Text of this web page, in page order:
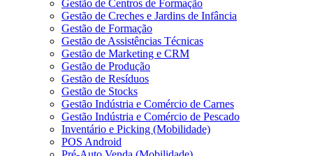
Gestão de Centros de Formação
Gestão de Creches e Jardins de Infância
Gestão de Formação
Gestão de Assistências Técnicas
Gestão de Marketing e CRM
Gestão de Produção
Gestão de Resíduos
Gestão de Stocks
Gestão Indústria e Comércio de Carnes
Gestão Indústria e Comércio de Pescado
Inventário e Picking (Mobilidade)
POS Android